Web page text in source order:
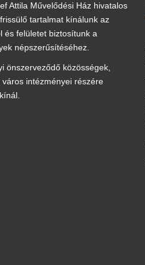
Attila Művelődési Ház hivatalos
tartalmat kínálunk az
és felületet biztosítunk a
népszerűsítéséhez.
önszerveződő közösségek,
intézményei részére